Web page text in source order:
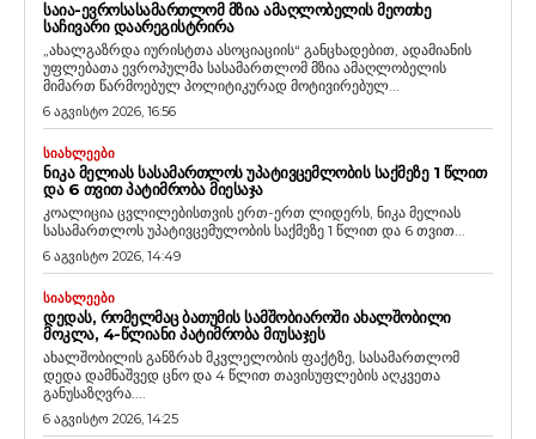
ᲡᲐᲘᲐ-ᲔᲕᲠᲝᲡᲐᲡᲐᲛᲐᲠᲗᲚᲝᲛ ᲛᲖᲘᲐ ᲐᲛᲐᲦᲚᲝᲑᲔᲚᲘᲡ ᲛᲔᲝᲗᲮᲔ
ᲡᲐᲩᲘᲕᲐᲠᲘ ᲓᲐᲐᲠᲔᲒᲘᲡᲢᲠᲘᲠᲐ
„ახალგაზრდა იურისტთა ასოციაციის“ განცხადებით, ადამიანის
უფლებათა ევროპულმა სასამართლომ მზია ამაღლობელის
მიმართ წარმოებულ პოლიტიკურად მოტივირებულ...
6 აგვისტო 2026, 16:56
ᲡᲘᲐᲮᲚᲔᲔᲑᲘ
ᲜᲘᲙᲐ ᲛᲔᲚᲘᲐᲡ ᲡᲐᲡᲐᲛᲐᲠᲗᲚᲝᲡ ᲣᲞᲐᲢᲘᲕᲪᲔᲛᲚᲝᲑᲘᲡ ᲡᲐᲥᲛᲔᲖᲔ 1 ᲬᲚᲘᲗ
ᲓᲐ 6 ᲗᲕᲘᲗ ᲞᲐᲢᲘᲛᲠᲝᲑᲐ ᲛᲘᲔᲡᲐᲯᲐ
კოალიცია ცვლილებისთვის ერთ-ერთ ლიდერს, ნიკა მელიას
სასამართლოს უპატივცემულობის საქმეზე 1 წლით და 6 თვით...
6 აგვისტო 2026, 14:49
ᲡᲘᲐᲮᲚᲔᲔᲑᲘ
ᲓᲔᲓᲐᲡ, ᲠᲝᲛᲔᲚᲛᲐᲪ ᲑᲐᲗᲣᲛᲘᲡ ᲡᲐᲛᲨᲝᲑᲘᲐᲠᲝᲨᲘ ᲐᲮᲐᲚᲨᲝᲑᲘᲚᲘ
ᲛᲝᲙᲚᲐ, 4-ᲬᲚᲘᲐᲜᲘ ᲞᲐᲢᲘᲛᲠᲝᲑᲐ ᲛᲘᲣᲡᲐᲯᲔᲡ
ახალშობილის განზრახ მკვლელობის ფაქტზე, სასამართლომ
დედა დამნაშვედ ცნო და 4 წლით თავისუფლების აღკვეთა
განუსაზღვრა....
6 აგვისტო 2026, 14:25